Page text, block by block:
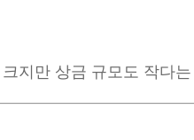
지만 상금 규모도 작다